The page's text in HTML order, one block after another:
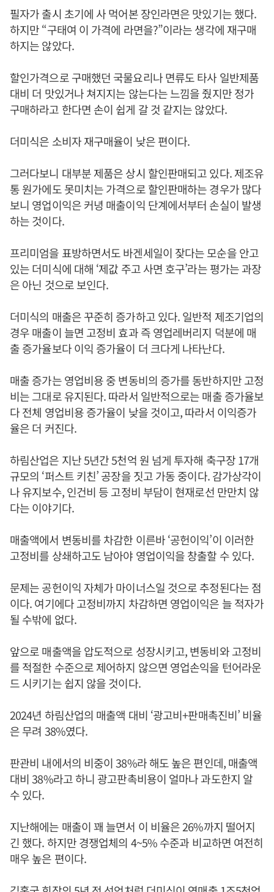
필자가 출시 초기에 사 먹어본 장인라면은 맛있기는 했다.
하지만 “구태여 이 가격에 라면을?”이라는 생각에 재구매
하지는 않았다.
할인가격으로 구매했던 국물요리나 면류도 타사 일반제품
대비 더 맛있거나 쳐지지는 않는다는 느낌을 줬지만 정가
구매하라고 한다면 손이 쉽게 갈 것 같지는 않았다.
더미식은 소비자 재구매율이 낮은 편이다.
그러다보니 대부분 제품은 상시 할인판매되고 있다. 제조유
통 원가에도 못미치는 가격으로 할인판매하는 경우가 많다
보니 영업이익은 커녕 매출이익 단계에서부터 손실이 발생
하는 것이다.
프리미엄을 표방하면서도 바겐세일이 잦다는 모순을 안고
있는 더미식에 대해 ‘제값 주고 사면 호구’라는 평가는 과장
은 아닌 것으로 보인다.
더미식의 매출은 꾸준히 증가하고 있다. 일반적 제조기업의
경우 매출이 늘면 고정비 효과 즉 영업레버리지 덕분에 매
출 증가율보다 이익 증가율이 더 크다게 나타난다.
매출 증가는 영업비용 중 변동비의 증가를 동반하지만 고정
비는 그대로 유지된다. 따라서 일반적으로는 매출 증가율보
다 전체 영업비용 증가율이 낮을 것이고, 따라서 이익증가
율은 더 커진다.
하림산업은 지난 5년간 5천억 원 넘게 투자해 축구장 17개
규모의 ‘퍼스트 키친’ 공장을 짓고 가동 중이다. 감가상각이
나 유지보수, 인건비 등 고정비 부담이 현재로선 만만치 않
다는 이야기다.
매출액에서 변동비를 차감한 이른바 ‘공헌이익’이 이러한
고정비를 상쇄하고도 남아야 영업이익을 창출할 수 있다.
문제는 공헌이익 자체가 마이너스일 것으로 추정된다는 점
이다. 여기에다 고정비까지 차감하면 영업이익은 늘 적자가
될 수밖에 없다.
앞으로 매출액을 압도적으로 성장시키고, 변동비와 고정비
를 적절한 수준으로 제어하지 않으면 영업손익을 턴어라운
드 시키기는 쉽지 않을 것이다.
2024년 하림산업의 매출액 대비 ‘광고비+판매촉진비’ 비율
은 무려 38%였다.
판관비 내에서의 비중이 38%라 해도 높은 편인데, 매출액
대비 38%라고 하니 광고판촉비용이 얼마나 과도한지 알
수 있다.
지난해에는 매출이 꽤 늘면서 이 비율은 26%까지 떨어지
긴 했다. 하지만 경쟁업체의 4~5% 수준과 비교하면 여전히
매우 높은 편이다.